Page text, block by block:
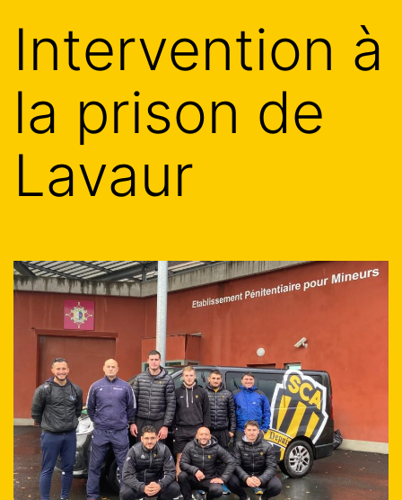
Intervention à
la prison de
Lavaur